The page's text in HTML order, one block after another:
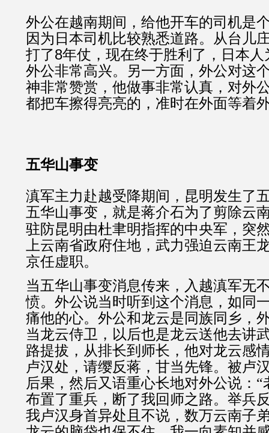
外公在越南期间，给他开车的司机是
因为日本司机比较熟悉道路。从台儿
打了8年仗，现在终于胜利了，日本
外公非常高兴。另一方面，外公对这
神非常赞赏，他做事非常认真，对外
都把车擦得亮亮的，准时在外面等着
五华山事变
滇军主力赴越受降期间，昆明发生了
五华山事变，就是蒋介石为了剪除云
驻防昆明由杜聿明指挥的中央军，突
上云南省政府住地，武力强迫云南王
京任虚职。
当五华山事变消息传来，入越滇军无
愤。外公说当时听到这个消息，如同
痛他的心。外公和龙云是同族同乡，
当龙云侍卫，以后也是龙云送他去讲
路提拔，从排长到师长，他对龙云感
卢汉处，请缨反蒋，甘当先锋。被卢
后果，然后又语重心长地对外公说：
布置了重兵，断了我回师之路。举兵
我卢汉身首异处且不说，数万云南子